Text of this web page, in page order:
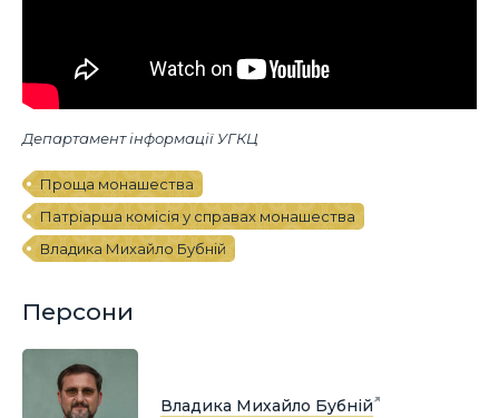
Департамент інформації УГКЦ
Проща монашества
Патріарша комісія у справах монашества
Владика Михайло Бубній
Персони
Владика Михайло Бубній